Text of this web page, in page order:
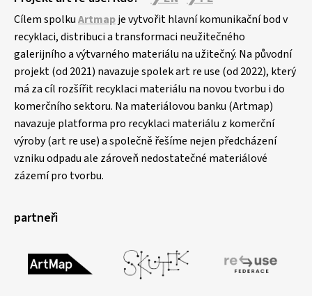
Cílem spolkuArtmapje vytvořit hlavní komunikační bod v
recyklaci, distribuci a transformaci neužitečného
galerijního a výtvarného materiálu na užitečný. Na původní
projekt (od 2021) navazuje spolek art re use (od 2022), který
má za cíl rozšířit recyklaci materiálu na novou tvorbu i do
komerčního sektoru. Na materiálovou banku (Artmap)
navazuje platforma pro recyklaci materiálu z komerční
výroby (art re use) a společně řešíme nejen předcházení
vzniku odpadu ale zároveň nedostatečné materiálové
zázemí pro tvorbu.
partneři